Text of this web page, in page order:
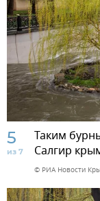
5
из 7
Таким
Салгир
© РИА Новости